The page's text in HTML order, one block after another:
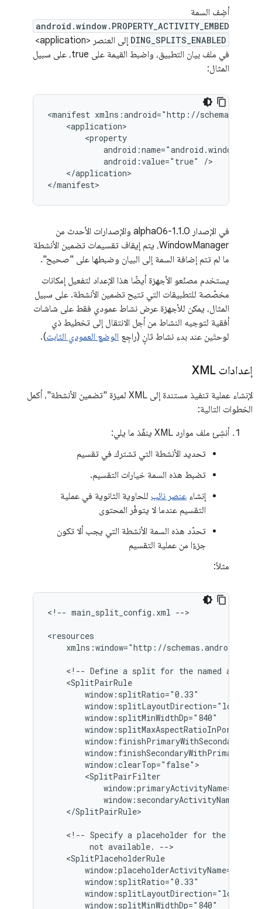
أضِف السمة
android.window.PROPERTY_ACTIVITY_EMBED
DING_SPLITS_ENABLED
إلى العنصر <application>
في ملف بيان التطبيق، واضبط القيمة على true، على سبيل
المثال:
<manifest
android:value="true"
</application>
في الإصدار 1.1.0-alpha06 والإصدارات الأحدث من
WindowManager، يتم إيقاف تقسيمات تضمين الأنشطة
ما لم تتم إضافة السمة إلى البيان وضبطها على "صحيح".
يستخدم مصنّعو الأجهزة أيضًا هذا الإعداد لتفعيل إمكانات
مخصّصة للتطبيقات التي تتيح تضمين الأنشطة. على سبيل
المثال، يمكن للأجهزة عرض نشاط عمودي فقط على شاشات
أفقية لتوجيه النشاط من أجل الانتقال إلى تخطيط ذي
لوحتَين عند بدء نشاط ثانٍ (راجِع الوضع العمودي الثابت).
إعدادات XML
لإنشاء عملية تنفيذ مستندة إلى XML لميزة "تضمين الأنشطة"، أكمل
الخطوات التالية:
أنشِئ ملف موارد XML ينفّذ ما يلي:
تحديد الأنشطة التي تشترك في تقسيم
تضبط هذه السمة خيارات التقسيم.
إنشاء عنصر نائب للحاوية الثانوية في عملية
التقسيم عندما لا يتوفّر المحتوى
تحدّد هذه السمة الأنشطة التي يجب ألا تكون
جزءًا من عملية التقسيم
مثلاً:
<!-- main_split_config.xml -->
xmlns:window="http://
<!-- Define a split for the named
</SplitPairRule>
<!-- Specify a placeholder for the
not available.